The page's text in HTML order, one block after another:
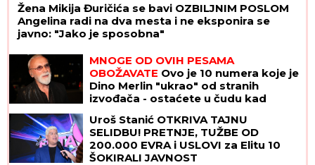
Žena Mikija Đuričića se bavi OZBILJNIM POSLOM
Angelina radi na dva mesta i ne eksponira se
javno: "Jako je sposobna"
MNOGE OD OVIH PESAMA
OBOŽAVATE Ovo je 10 numera koje je
Dino Merlin "ukrao" od stranih
izvođača - ostaćete u čudu kad
Uroš Stanić OTKRIVA TAJNU
SELIDBU! PRETNJE, TUŽBE OD
200.000 EVRA i USLOVI za Elitu 10
ŠOKIRALI JAVNOST